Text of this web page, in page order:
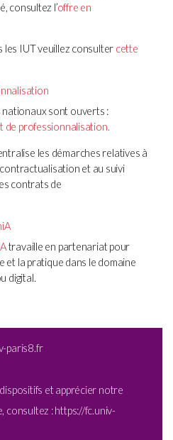
consultez l’offre en
les IUT veuillez consulter cette
nationaux sont ouverts :
de professionnalisation.
les démarches relatives à
et au suivi
contrats de
travaille en partenariat pour
et la pratique dans le domaine
digital.
paris8.fr
et apprécier notre
consultez :https://fc.univ-